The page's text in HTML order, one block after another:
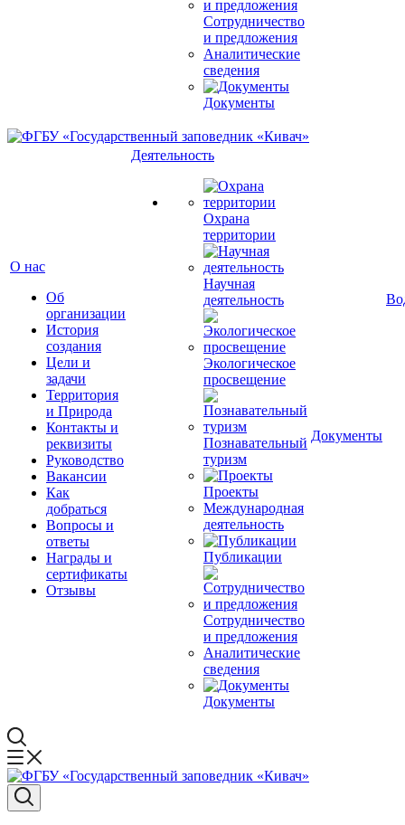
Сотрудничество
и предложения
Аналитические
сведения
Документы
О нас
Об
организации
История
создания
Цели и
задачи
Территория
и Природа
Контакты и
реквизиты
Руководство
Вакансии
Как
добраться
Вопросы и
ответы
Награды и
сертификаты
Отзывы
Деятельность
Охрана
территории
Научная
деятельность
Экологическое
просвещение
Познавательный
туризм
Проекты
Международная
деятельность
Публикации
Сотрудничество
и предложения
Аналитические
сведения
Документы
Документы